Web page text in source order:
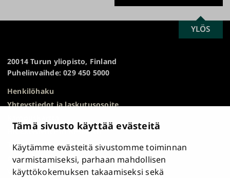
Tämä sivusto käyttää evästeitä
Käytämme evästeitä sivustomme toiminnan
varmistamiseksi, parhaan mahdollisen
käyttökokemuksen takaamiseksi sekä
20014 Turun yliopisto, Finland
Puhelinvaihde: 029 450 5000
Henkilöhaku
Yhteystiedot ja laskutusosoite
HR Excellence in Research
Tietosuojailmoitus
Asiakirjajulkisuuskuvaus ja tietopyynnöt
Väärinkäytösepäilyt
SCROLL
TO
YLÖS